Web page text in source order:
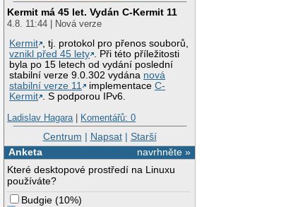
Kermit má 45 let. Vydán C-Kermit 11
4.8. 11:44 | Nová verze
Kermit , tj. protokol pro přenos souborů,
vznikl před 45 lety . Při této příležitosti
byla po 15 letech od vydání poslední
stabilní verze 9.0.302 vydána nová
stabilní verze 11
implementaceC-
Kermit . S podporou IPv6.
Ladislav Hagara| Komentářů: 0
Centrum | Napsat| Starší
navrhněte »
Anketa
Které desktopové prostředí na Linuxu
používáte?
Budgie (10%)